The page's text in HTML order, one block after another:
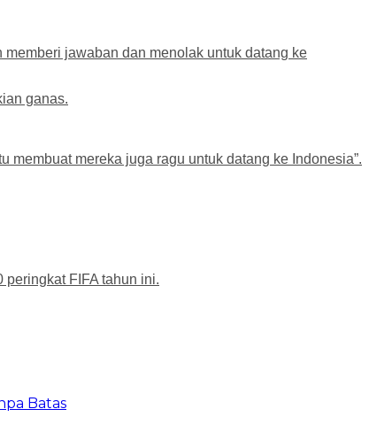
jawaban dan menolak untuk datang ke
ganas.
mereka juga ragu untuk datang ke Indonesia”.
FIFA tahun ini.
Batas